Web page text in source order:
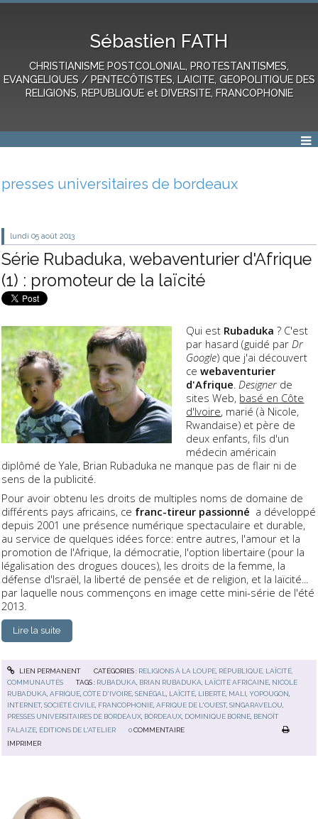
Sébastien FATH
CHRISTIANISME POSTCOLONIAL, PROTESTANTISMES,
EVANGELIQUES / PENTECÔTISTES, LAICITE, GEOPOLITIQUE DES
RELIGIONS, REPUBLIQUE et DIVERSITE, FRANCOPHONIE
presses universitaires de bordeaux
lundi 05 août 2013
Série Rubaduka, webaventurier d'Afrique
(1) : promoteur de la laïcité
Qui est Rubaduka ? C'est
par hasard (guidé parDr
Google) que j'ai découvert
cewebaventurier
d'Afrique.Designer de
sites Web, basé en Côte
d'Ivoire, marié (à Nicole,
Rwandaise) et père de
deux enfants, fils d'un
médecin américain
diplômé de Yale, Brian Rubaduka ne manque pas de flair ni de
sens de la publicité.
Pour avoir obtenu les droits de multiples noms de domaine de
différents pays africains, ce franc-tireur passionné a développé
depuis 2001 une présence numérique spectaculaire et durable,
au service de quelques idées force: entre autres, l'amour et la
promotion de l'Afrique, la démocratie, l'option libertaire (pour la
légalisation des drogues douces), les droits de la femme, la
défense d'Israël, la liberté de pensée et de religion, et la laïcité...
par laquelle nous commençons en image cette mini-série de l'été
2013.
Lire la suite
LIEN PERMANENT CATÉGORIES : RELIGIONS À LA LOUPE, RÉPUBLIQUE, LAÏCITÉ,
COMMUNAUTÉS
TAGS : RUBADUKA, BRIAN RUBADUKA, LAÏCITÉ AFRICAINE, NICOLE
RUBADUKA,AFRIQUE,CÔTE D'IVOIRE,SÉNÉGAL, LAÏCITÉ, LIBERTÉ, MALI,YOPOUGON,
INTERNET,SOCIÉTÉ CIVILE, FRANCOPHONIE,AFRIQUE DE L'OUEST,SINGARAVELOU,
PRESSES UNIVERSITAIRES DE BORDEAUX, BORDEAUX, DOMINIQUE BORNE, BENOÎT
FALAIZE ÉDITIONS DE L'ATELIER 0 COMMENTAIRE
IMPRIMER